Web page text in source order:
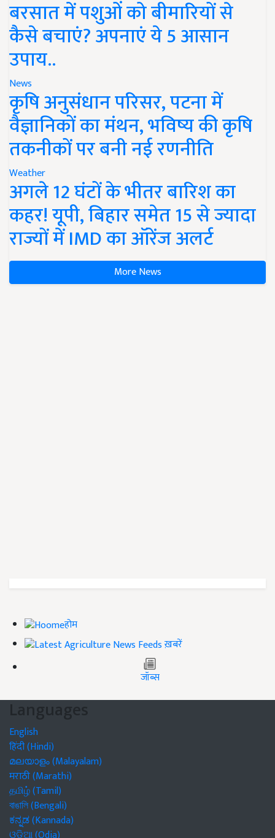
बरसात में पशुओं को बीमारियों से
कैसे बचाएं? अपनाएं ये 5 आसान
उपाय..
News
कृषि अनुसंधान परिसर, पटना में
वैज्ञानिकों का मंथन, भविष्य की कृषि
तकनीकों पर बनी नई रणनीति
Weather
अगले 12 घंटों के भीतर बारिश का
कहर! यूपी, बिहार समेत 15 से ज्यादा
राज्यों में IMD का ऑरेंज अलर्ट
More News
होम
ख़बरें
जॉब्स
Languages
English
हिंदी (Hindi)
മലയാളം (Malayalam)
मराठी (Marathi)
தமிழ் (Tamil)
বাঙালি (Bengali)
ಕನ್ನಡ (Kannada)